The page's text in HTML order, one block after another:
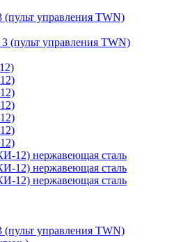
управления TWN)
(пульт управления TWN)
12) нержавеющая сталь
12) нержавеющая сталь
12) нержавеющая сталь
управления TWN)